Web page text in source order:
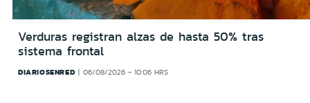
Verduras registran alzas de hasta 50% tras
sistema frontal
DIARIOSENRED 06/08/2026 - 10:06 HRS